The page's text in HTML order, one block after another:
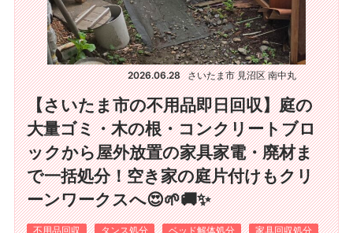
2026.06.28 さいたま市 見沼区 南中丸
【さいたま市の不用品即日回収】庭の
大量ゴミ・木の根・コンクリートブロ
ックから屋外放置の家具家電・廃材ま
で一括処分！空き家の庭片付けもクリ
ーンワークスへ😍🌱🚚✨
不用品回収 タンス処分 ベッド解体処分
家具回収処分